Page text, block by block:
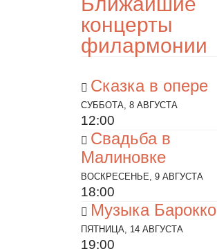
концерты
филармонии
Сказка в опере
СУББОТА, 8 АВГУСТА
12:00
Свадьба в
Малиновке
ВОСКРЕСЕНЬЕ, 9 АВГУСТА
18:00
Музыка Барокко
ПЯТНИЦА, 14 АВГУСТА
19:00